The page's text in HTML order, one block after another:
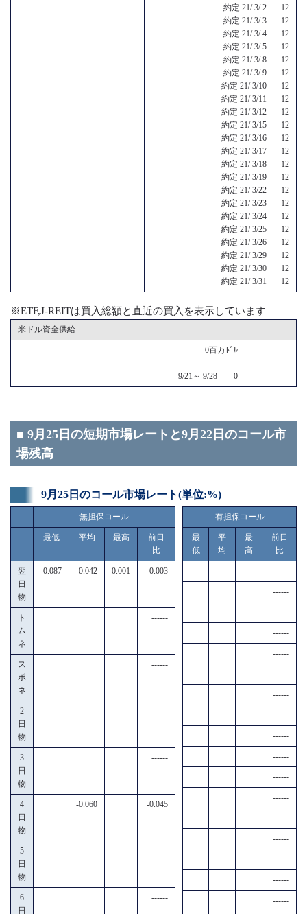
約定 21/ 3/ 2 12
約定 21/ 3/ 3 12
約定 21/ 3/ 4 12
約定 21/ 3/ 5 12
約定 21/ 3/ 8 12
約定 21/ 3/ 9 12
約定 21/ 3/10 12
約定 21/ 3/11 12
約定 21/ 3/12 12
約定 21/ 3/15 12
約定 21/ 3/16 12
約定 21/ 3/17 12
約定 21/ 3/18 12
約定 21/ 3/19 12
約定 21/ 3/22 12
約定 21/ 3/23 12
約定 21/ 3/24 12
約定 21/ 3/25 12
約定 21/ 3/26 12
約定 21/ 3/29 12
約定 21/ 3/30 12
約定 21/ 3/31 12
※ETF,J-REITは買入総額と直近の買入を表示しています
米ドル資金供給
0百万ﾄﾞﾙ
9/21～ 9/28 0
■ 9月25日の短期市場レートと9月22日のコール市
場残高
9月25日のコール市場レート(単位:%)
無担保コール
最低 平均 最高
前日
比
翌
日
物
-0.087 -0.042 0.001 -0.003
ト
ム
ネ
------
ス
ポ
ネ
------
2
日
物
------
3
日
物
------
4
日
物
-0.060 -0.045
5
日
物
------
6
日
------
有担保コール
最
低
平
均
最
高
前日
比
------
------
------
------
------
------
------
------
------
------
------
------
------
------
------
------
------